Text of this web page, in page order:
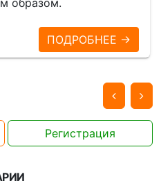
образом.
ПОДРОБНЕЕ →
Регистрация